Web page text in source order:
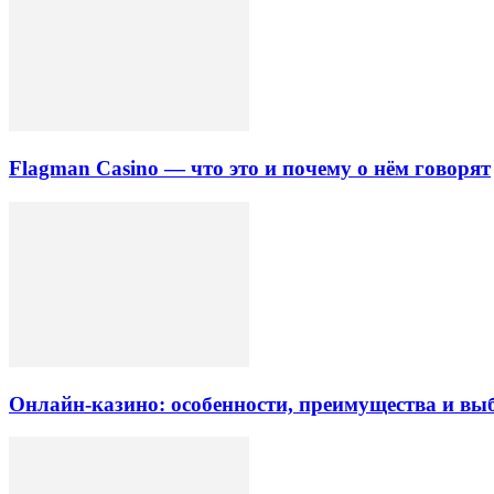
Flagman Casino — что это и почему о нём говорят
Онлайн-казино: особенности, преимущества и